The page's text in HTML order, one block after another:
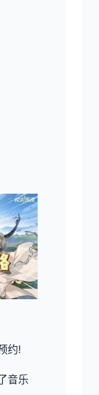
约!
音乐